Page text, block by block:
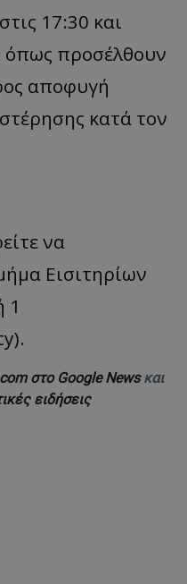
17:30 και
όπως προσέλθουν
αποφυγή
κατά τον
να
Εισιτηρίων
1
).
στο Google Newsκαι
ειδήσεις